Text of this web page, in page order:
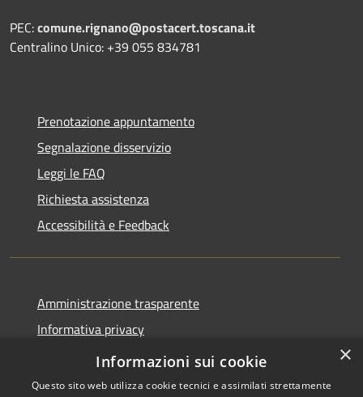
PEC:comune.rignano@postacert.toscana.it
Centralino Unico: +39 055 834781
Prenotazione appuntamento
Segnalazione disservizio
Leggi le FAQ
Richiesta assistenza
Accessibilità e Feedback
Amministrazione trasparente
Informativa privacy
×
Informazioni sui cookie
Questo sito web utilizza cookie tecnici e assimilati strettamente